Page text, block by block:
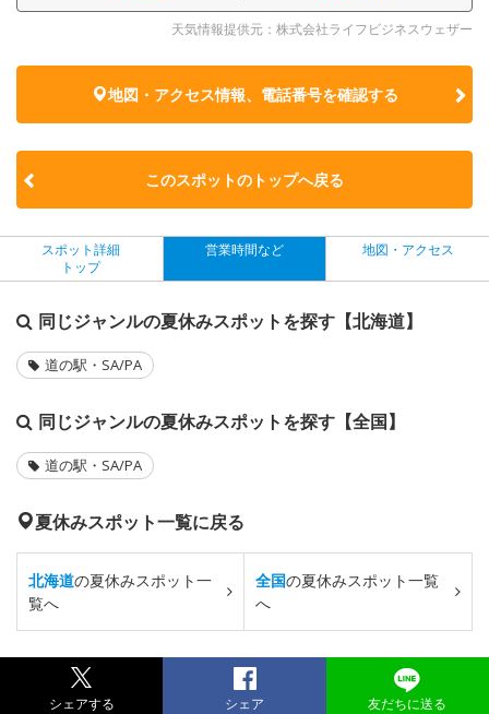
天気情報提供元：株式会社ライフビジネスウェザー
地図・アクセス情報、電話番号を確認する
このスポットのトップへ戻る
スポット詳細
トップ
営業時間など 地図・アクセス
同じジャンルの夏休みスポットを探す【北海道】
道の駅・SA/PA
同じジャンルの夏休みスポットを探す【全国】
道の駅・SA/PA
夏休みスポット一覧に戻る
北海道の夏休みスポット一
覧へ
全国の夏休みスポット一覧
へ
シェアする シェア 友だちに送る